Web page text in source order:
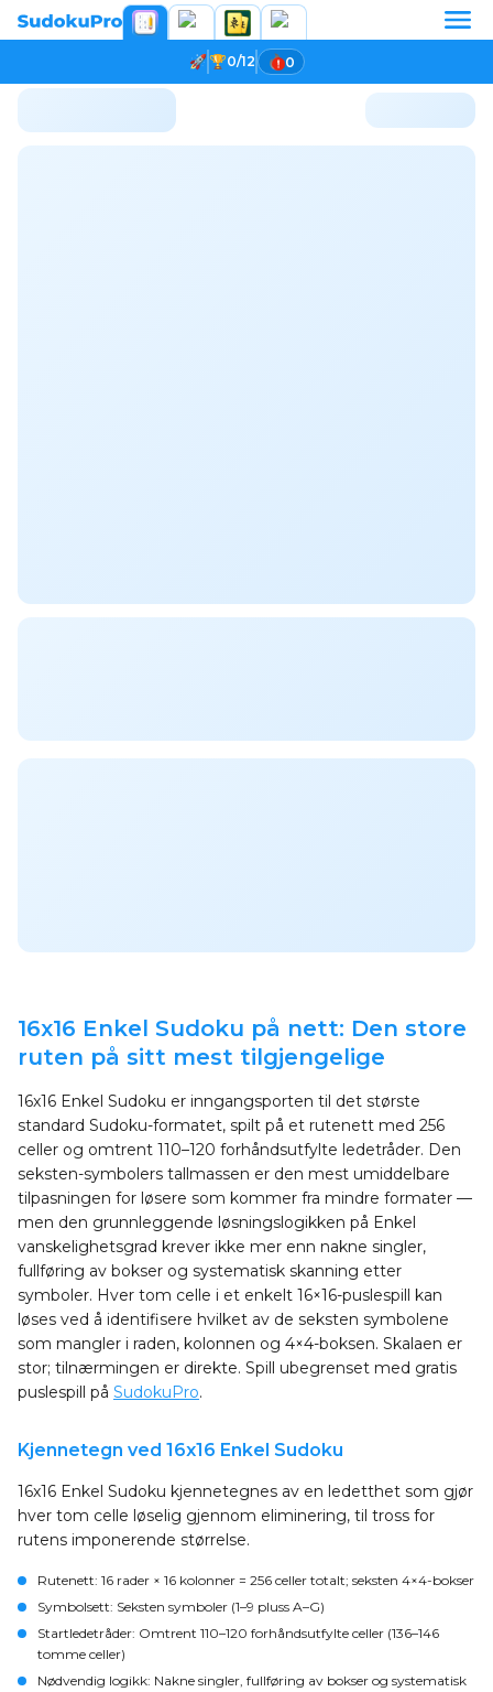
0/12 0
16x16 Enkel Sudoku på nett: Den store
ruten på sitt mest tilgjengelige
16x16 Enkel Sudoku er inngangsporten til det største
standard Sudoku-formatet, spilt på et rutenett med 256
celler og omtrent 110–120 forhåndsutfylte ledetråder. Den
seksten-symbolers tallmassen er den mest umiddelbare
tilpasningen for løsere som kommer fra mindre formater —
men den grunnleggende løsningslogikken på Enkel
vanskelighetsgrad krever ikke mer enn nakne singler,
fullføring av bokser og systematisk skanning etter
symboler. Hver tom celle i et enkelt 16×16-puslespill kan
løses ved å identifisere hvilket av de seksten symbolene
som mangler i raden, kolonnen og 4×4-boksen. Skalaen er
stor; tilnærmingen er direkte. Spill ubegrenset med gratis
puslespill på SudokuPro.
Kjennetegn ved 16x16 Enkel Sudoku
16x16 Enkel Sudoku kjennetegnes av en ledetthet som gjør
hver tom celle løselig gjennom eliminering, til tross for
rutens imponerende størrelse.
Rutenett: 16 rader × 16 kolonner = 256 celler totalt; seksten 4×4-bokser
Symbolsett: Seksten symboler (1–9 pluss A–G)
Startledetråder: Omtrent 110–120 forhåndsutfylte celler (136–146
tomme celler)
Nødvendig logikk: Nakne singler, fullføring av bokser og systematisk